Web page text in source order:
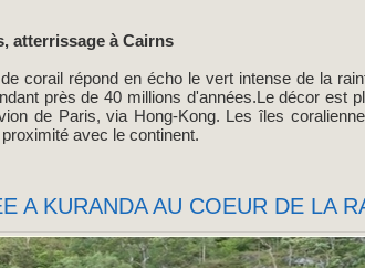
atterrissage à Cairns
corail répond en écho le vert intense de la
près de 40 millions d'années.Le décor est
de Paris, via Hong-Kong. Les îles
avec le continent.
A KURANDA AU COEUR DE LA